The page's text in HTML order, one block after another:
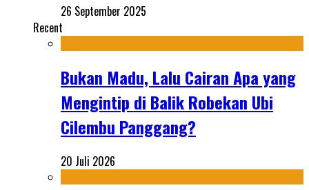
26 September 2025
Recent
Bukan Madu, Lalu Cairan Apa yang
Mengintip di Balik Robekan Ubi
Cilembu Panggang?
20 Juli 2026